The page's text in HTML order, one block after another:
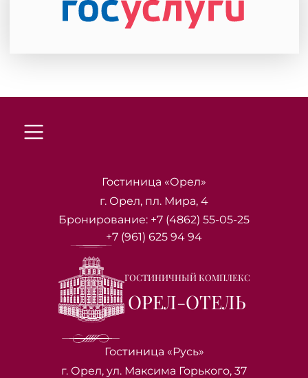
Гостиница «Орел»
г. Орел, пл. Мира, 4
Бронирование: +7 (4862) 55-05-25
+7 (961) 625 94 94
ГОСТИНИЧНЫЙ КОМПЛЕКС
ОРЕЛ-ОТЕЛЬ
Гостиница «Русь»
г. Орел, ул. Максима Горького, 37